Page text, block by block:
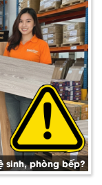
sinh, phòng bếp?